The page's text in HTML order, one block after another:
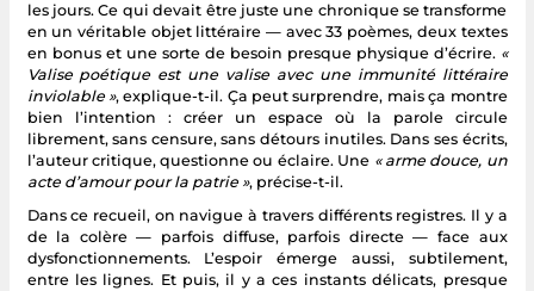
les jours. Ce qui devait être juste une chronique se transforme
en un véritable objet littéraire — avec 33 poèmes, deux textes
en bonus et une sorte de besoin presque physique d’écrire. «
Valise poétique est une valise avec une immunité littéraire
inviolable », explique-t-il. Ça peut surprendre, mais ça montre
bien l’intention : créer un espace où la parole circule
librement, sans censure, sans détours inutiles. Dans ses écrits,
l’auteur critique, questionne ou éclaire. Une « arme douce, un
acte d’amour pour la patrie », précise-t-il.
Dans ce recueil, on navigue à travers différents registres. Il y a
de la colère — parfois diffuse, parfois directe — face aux
dysfonctionnements. L’espoir émerge aussi, subtilement,
entre les lignes. Et puis, il y a ces instants délicats, presque